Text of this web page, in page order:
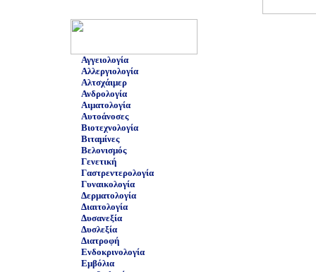
Αγγειολογία
Αλλεργιολογία
Αλτσχάιμερ
Ανδρολογία
Αιματολογία
Αυτοάνοσες
Βιοτεχνολογία
Βιταμίνες
Βελονισμός
Γενετική
Γαστρεντερολογία
Γυναικολογία
Δερματολογία
Διαιτολογία
Δυσανεξία
Δυσλεξία
Διατροφή
Ενδοκρινολογία
Εμβόλια